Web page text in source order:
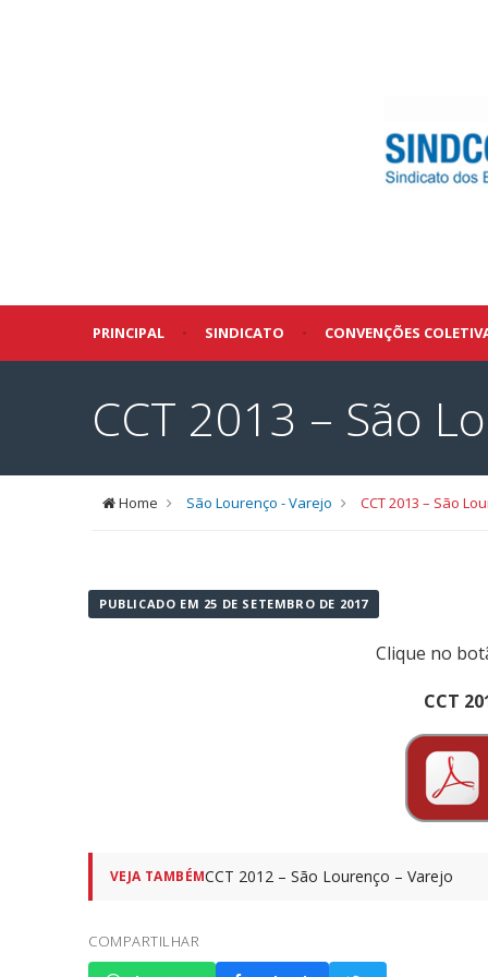
PRINCIPAL • SINDICATO • CONVENÇÕES
CCT 2013 – São
Home São Lourenço - Varejo CCT 2013 – São
PUBLICADO EM 25 DE SETEMBRO DE 2017
Clique no
CCT
VEJA TAMBÉMCCT 2012 – São Lourenço – Varejo
COMPARTILHAR